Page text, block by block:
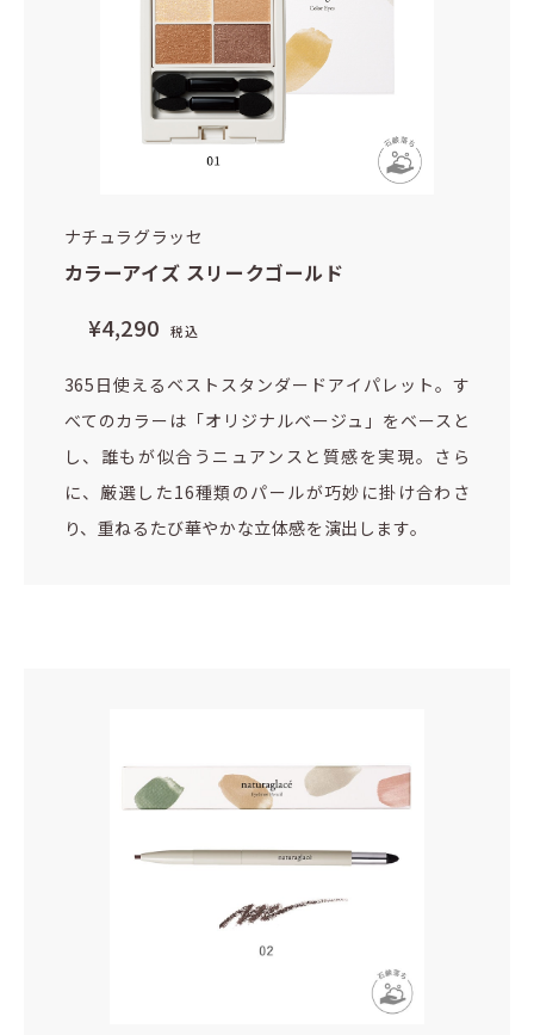
ナチュラグラッセ
カラーアイズ スリークゴールド
¥4,290 税込
365日使えるベストスタンダードアイパレット。す
べてのカラーは「オリジナルベージュ」をベースと
し、誰もが似合うニュアンスと質感を実現。さら
に、厳選した16種類のパールが巧妙に掛け合わさ
り、重ねるたび華やかな立体感を演出します。